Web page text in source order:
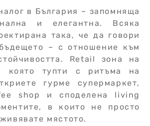
в България – запомняща
и елегантна. Всяка
така, че да говори
– с отношение към
Retail зона на
която тупти с ритъма на
гурме супермаркет,
shop и споделена living
в които не просто
мястото.